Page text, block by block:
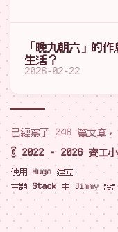
「晚九朝六」的
生活？
2026-02-22
已經寫了 248 篇文章
© 2022 - 2026 資工
使用 Hugo 建立
主題 Stack 由 Jimmy 設